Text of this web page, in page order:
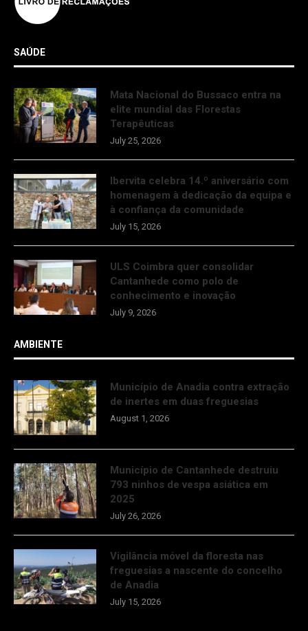
SAÚDE
Mata Nacional do Bussaco entra na
elite mundial das Florestas
Terapêuticas
July 25, 2026
Ibervita celebra 14.º aniversário com
homenagem à dedicação da equipa e
à confiança da comunidade
July 15, 2026
ULS Coimbra quer consolidar
Cantanhede como polo de
conhecimento e inovação
July 9, 2026
AMBIENTE
Município de Anadia contra extração
de inertes em duas freguesias
August 1, 2026
Município de Cantanhede destruiu
793 ninhos de vespa asiática em
2025
July 26, 2026
Vigilância móvel da floresta nas
freguesias a nascente do concelho
de Anadia
July 15, 2026